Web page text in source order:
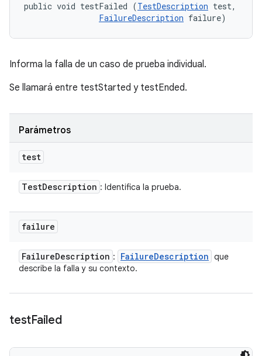
public void testFailed (TestDescription test,
FailureDescription failure)
Informa la falla de un caso de prueba individual.
Se llamará entre testStarted y testEnded.
Parámetros
test
TestDescription : Identifica la prueba.
failure
FailureDescription : FailureDescription que
describe la falla y su contexto.
testFailed